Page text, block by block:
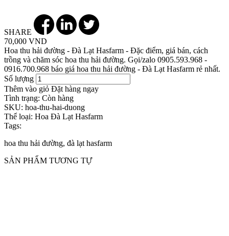
SHARE
70,000 VND
Hoa thu hải đường - Đà Lạt Hasfarm - Đặc điểm, giá bán, cách
trồng và chăm sóc hoa thu hải đường. Gọi/zalo 0905.593.968 -
0916.700.968 báo giá hoa thu hải đường - Đà Lạt Hasfarm rẻ nhất.
Số lượng
Thêm vào giỏ Đặt hàng ngay
Tình trạng: Còn hàng
SKU: hoa-thu-hai-duong
Thể loại: Hoa Đà Lạt Hasfarm
Tags:
hoa thu hải đường, đà lạt hasfarm
SẢN PHẨM TƯƠNG TỰ